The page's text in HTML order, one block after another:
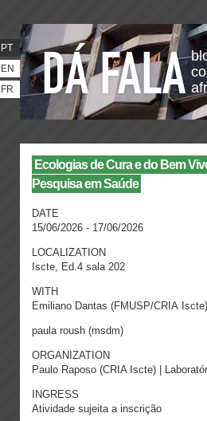
PT
EN
FR
Ecologias de Cura e do Bem
Pesquisa em Saúde
DATE
15/06/2026 - 17/06/2026
LOCALIZATION
Iscte, Ed.4 sala 202
WITH
Emiliano Dantas (FMUSP/CRIA Iscte)
paula roush (msdm)
ORGANIZATION
Paulo Raposo (CRIA Iscte) |
INGRESS
Atividade sujeita a inscrição